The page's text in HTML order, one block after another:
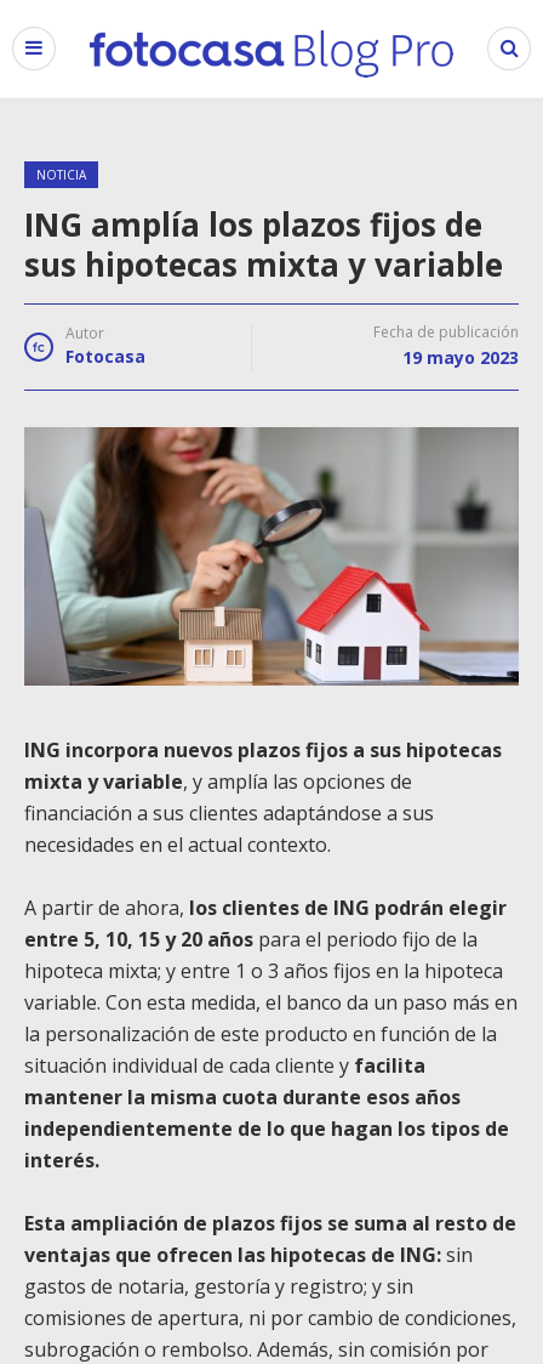
NOTICIA
ING amplía los plazos fijos de
sus hipotecas mixta y variable
Autor
Fotocasa
Fecha de publicación
19 mayo 2023
ING incorpora nuevos plazos fijos a sus hipotecas
mixta y variable, y amplía las opciones de
financiación a sus clientes adaptándose a sus
necesidades en el actual contexto.
A partir de ahora, los clientes de ING podrán elegir
entre 5, 10, 15 y 20 años para el periodo fijo de la
hipoteca mixta; y entre 1 o 3 años fijos en la hipoteca
variable. Con esta medida, el banco da un paso más en
la personalización de este producto en función de la
situación individual de cada cliente y facilita
mantener la misma cuota durante esos años
independientemente de lo que hagan los tipos de
interés.
Esta ampliación de plazos fijos se suma al resto de
ventajas que ofrecen las hipotecas de ING:sin
gastos de notaria, gestoría y registro; y sin
comisiones de apertura, ni por cambio de condiciones,
subrogación o rembolso. Además, sin comisión por